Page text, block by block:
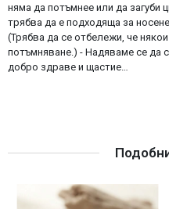
няма да потъмнее или да загуби
трябва да е подходяща за
(Трябва да се отбележи, че
потъмняване.) - Надяваме се да
добро здраве и щастие…